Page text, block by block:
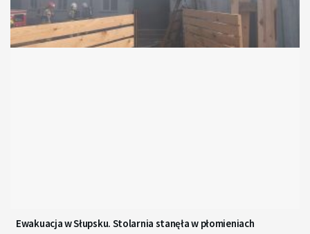
Ewakuacja w Słupsku. Stolarnia stanęła w płomieniach